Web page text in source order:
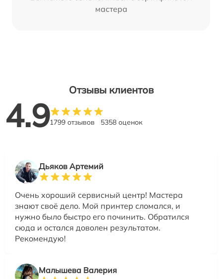
мастера
Отзывы клиентов
4.91799 отзывов 5358 оценок
Дьяков Артемий
Очень хороший сервисный центр! Мастера
знают своё дело. Мой принтер сломался, и
нужно было быстро его починить. Обратился
сюда и остался доволен результатом.
Рекомендую!
Малышева Валерия